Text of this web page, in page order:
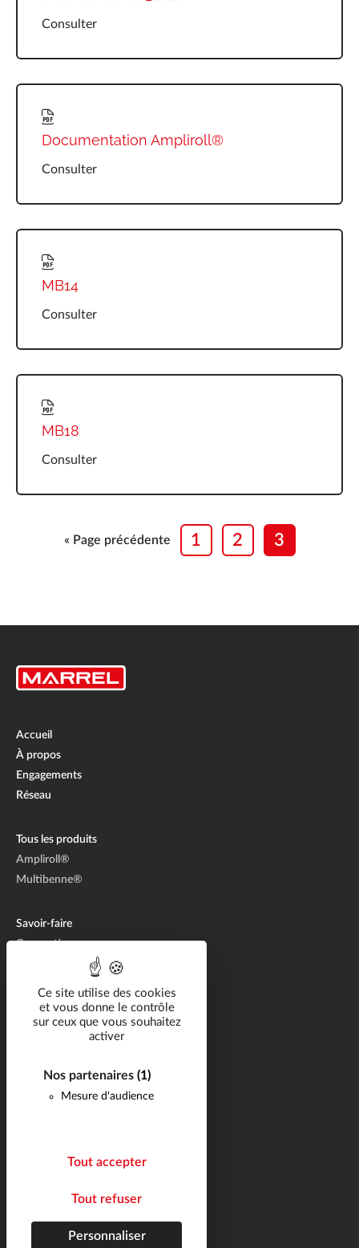
Ce site utilise des cookies
et vous donne le contrôle
sur ceux que vous souhaitez
activer
Nos partenaires (1)
Mesure d'audience
Tout accepter
Tout refuser
Personnaliser
Consulter
Documentation Ampliroll®
Consulter
MB14
Consulter
MB18
Consulter
« Page précédente 1 2 3
Accueil
À propos
Engagements
Réseau
Tous les produits
Ampliroll®
Multibenne®
Savoir-faire
Conception
Solutions métier
Ressources
Plan du site